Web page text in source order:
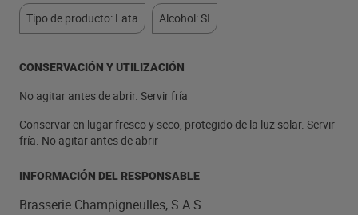
Tipo de producto: Lata Alcohol: SI
CONSERVACIÓN Y UTILIZACIÓN
No agitar antes de abrir. Servir fría
Conservar en lugar fresco y seco, protegido de la luz solar. Servir
fría. No agitar antes de abrir
INFORMACIÓN DEL RESPONSABLE
Brasserie Champigneulles, S.A.S